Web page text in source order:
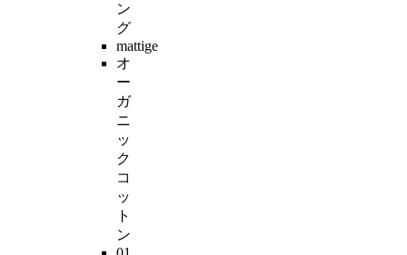
ン
グ
mattige
オ
ー
ガ
ニ
ッ
ク
コ
ッ
ト
ン